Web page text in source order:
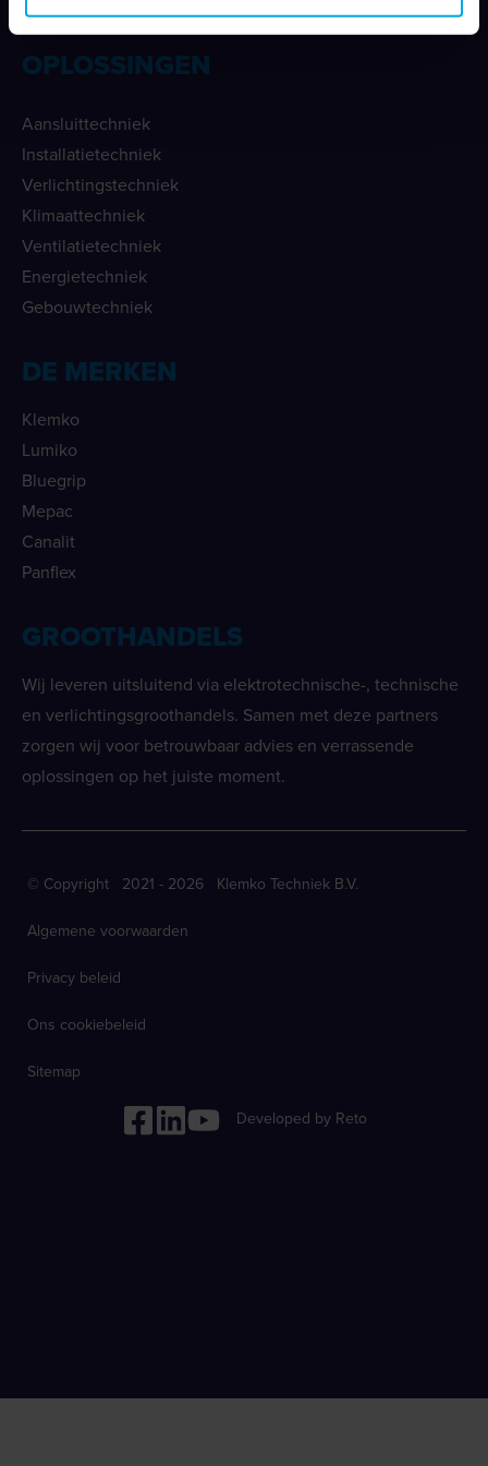
OPLOSSINGEN
Aansluittechniek
Installatietechniek
Verlichtingstechniek
Klimaattechniek
Ventilatietechniek
Energietechniek
Gebouwtechniek
DE MERKEN
Klemko
Lumiko
Bluegrip
Mepac
Canalit
Panflex
GROOTHANDELS
Wij leveren uitsluitend via elektrotechnische-, technische
en verlichtingsgroothandels. Samen met deze partners
zorgen wij voor betrouwbaar advies en verrassende
oplossingen op het juiste moment.
© Copyright 2021 - 2026 Klemko Techniek B.V.
Algemene voorwaarden
Privacy beleid
Ons cookiebeleid
Sitemap
Developed by Reto